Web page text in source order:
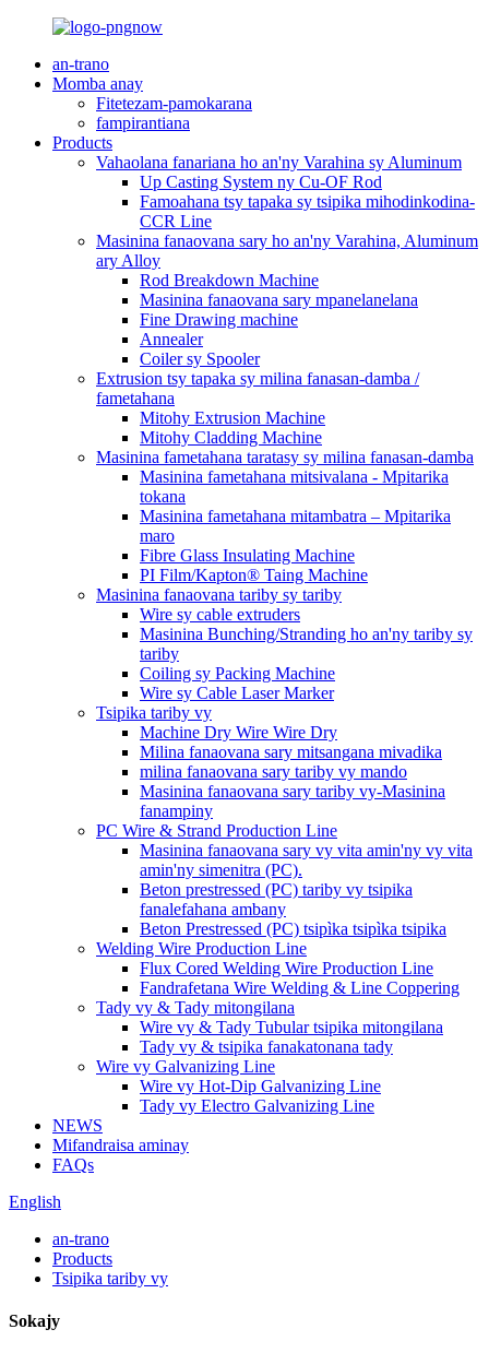
an-trano
Momba anay
Fitetezam-pamokarana
fampirantiana
Products
Vahaolana fanariana ho an'ny Varahina sy Aluminum
Up Casting System ny Cu-OF Rod
Famoahana tsy tapaka sy tsipika mihodinkodina-
CCR Line
Masinina fanaovana sary ho an'ny Varahina, Aluminum
ary Alloy
Rod Breakdown Machine
Masinina fanaovana sary mpanelanelana
Fine Drawing machine
Annealer
Coiler sy Spooler
Extrusion tsy tapaka sy milina fanasan-damba /
fametahana
Mitohy Extrusion Machine
Mitohy Cladding Machine
Masinina fametahana taratasy sy milina fanasan-damba
Masinina fametahana mitsivalana - Mpitarika
tokana
Masinina fametahana mitambatra – Mpitarika
maro
Fibre Glass Insulating Machine
PI Film/Kapton® Taing Machine
Masinina fanaovana tariby sy tariby
Wire sy cable extruders
Masinina Bunching/Stranding ho an'ny tariby sy
tariby
Coiling sy Packing Machine
Wire sy Cable Laser Marker
Tsipika tariby vy
Machine Dry Wire Wire Dry
Milina fanaovana sary mitsangana mivadika
milina fanaovana sary tariby vy mando
Masinina fanaovana sary tariby vy-Masinina
fanampiny
PC Wire & Strand Production Line
Masinina fanaovana sary vy vita amin'ny vy vita
amin'ny simenitra (PC).
Beton prestressed (PC) tariby vy tsipika
fanalefahana ambany
Beton Prestressed (PC) tsipìka tsipìka tsipika
Welding Wire Production Line
Flux Cored Welding Wire Production Line
Fandrafetana Wire Welding & Line Coppering
Tady vy & Tady mitongilana
Wire vy & Tady Tubular tsipika mitongilana
Tady vy & tsipika fanakatonana tady
Wire vy Galvanizing Line
Wire vy Hot-Dip Galvanizing Line
Tady vy Electro Galvanizing Line
NEWS
Mifandraisa aminay
FAQs
English
an-trano
Products
Tsipika tariby vy
Sokajy